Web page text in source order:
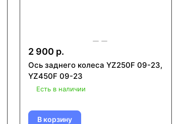
2 900 р.
Ось заднего колеса YZ250F 09-23,
YZ450F 09-23
Есть в наличии
В корзину